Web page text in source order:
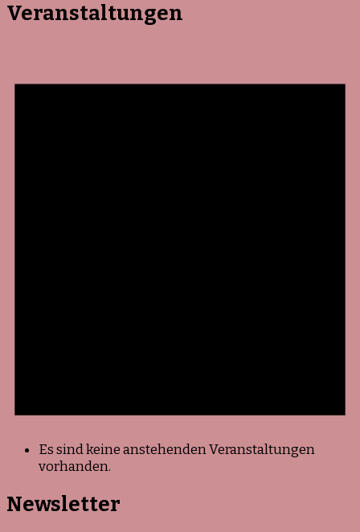
Veranstaltungen
Es sind keine anstehenden Veranstaltungen
vorhanden.
Newsletter